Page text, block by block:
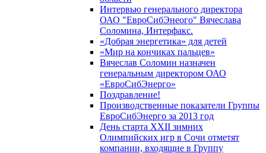
Интервью генерального директора
ОАО "ЕвроСибЭнеого" Вячеслава
Соломина, Интерфакс.
«Добрая энергетика» для детей
«Мир на кончиках пальцев»
Вячеслав Соломин назначен
генеральным директором ОАО
«ЕвроСибЭнерго»
Поздравление!
Производственные показатели Группы
ЕвроСибЭнерго за 2013 год
День старта XXII зимних
Олимпийских игр в Сочи отметят
компании, входящие в Группу